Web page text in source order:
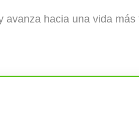
avanza hacia una vida más